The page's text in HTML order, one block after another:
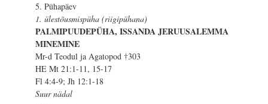
5. Pühapäev
1. ülestõusmispüha (riigipühana)
PALMIPUUDEPÜHA, ISSANDA JERUUSALEMMA
MINEMINE
Mr-d Teodul ja Agatopod †303
HE Mt 21:1-11, 15-17
Fl 4:4-9; Jh 12:1-18
Suur nädal